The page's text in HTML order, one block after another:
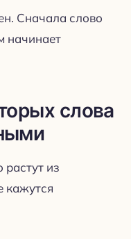
Сначала слово
начинает
слова
из
кажутся